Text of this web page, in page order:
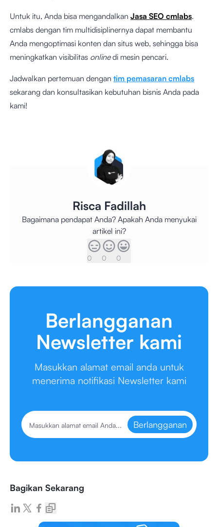
Untuk itu, Anda bisa mengandalkan Jasa SEO cmlabs.
cmlabs dengan tim multidisiplinernya dapat membantu
Anda mengoptimasi konten dan situs web, sehingga bisa
meningkatkan visibilitas onlinedi mesin pencari.
Jadwalkan pertemuan dengan tim pemasaran cmlabs
sekarang dan konsultasikan kebutuhan bisnis Anda pada
kami!
Risca Fadillah
Bagaimana pendapat Anda? Apakah Anda menyukai
artikel ini?
0 0 0
Berlangganan
Newsletter kami
Masukkan alamat email anda untuk
menerima notifikasi Newsletter kami
Berlangganan
Bagikan Sekarang